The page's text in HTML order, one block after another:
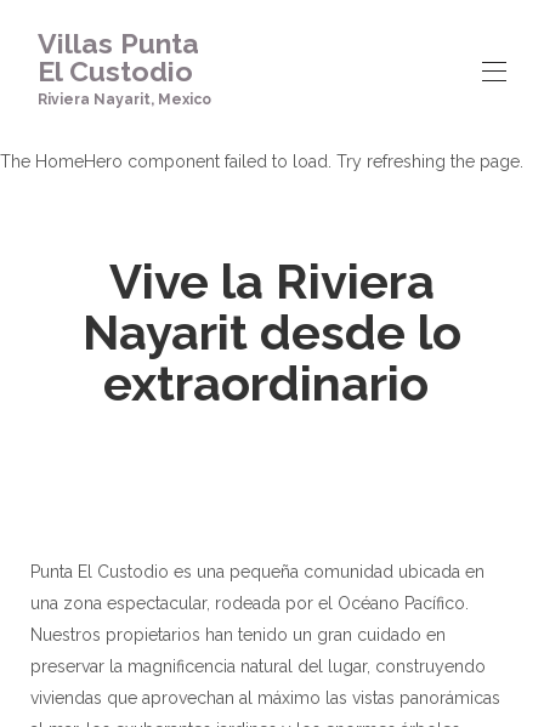
Villas Punta El Custodio
Riviera Nayarit, Mexico
The HomeHero component failed to load. Try refreshing the page.
Vive la Riviera
Nayarit desde lo
extraordinario
Punta El Custodio es una pequeña comunidad ubicada en
una zona espectacular, rodeada por el Océano Pacífico.
Nuestros propietarios han tenido un gran cuidado en
preservar la magnificencia natural del lugar, construyendo
viviendas que aprovechan al máximo las vistas panorámicas